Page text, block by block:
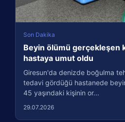
Son Dakika
Beyin ölümü gerçekleşen
hastaya umut oldu
Giresun'da denizde boğulma
tedavi gördüğü hastanede
45 yaşındaki kişinin or...
29.07.2026